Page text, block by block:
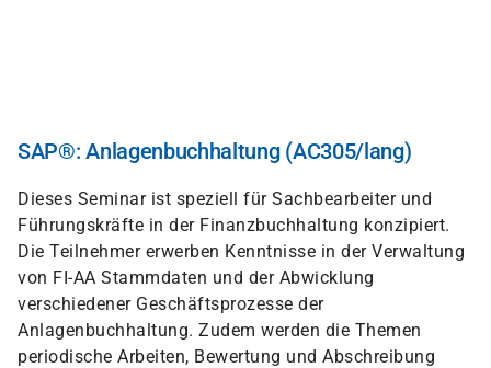
SAP®: Anlagenbuchhaltung (AC305/lang)
Dieses Seminar ist speziell für Sachbearbeiter und
Führungskräfte in der Finanzbuchhaltung konzipiert.
Die Teilnehmer erwerben Kenntnisse in der Verwaltung
von FI-AA Stammdaten und der Abwicklung
verschiedener Geschäftsprozesse der
Anlagenbuchhaltung. Zudem werden die Themen
periodische Arbeiten, Bewertung und Abschreibung